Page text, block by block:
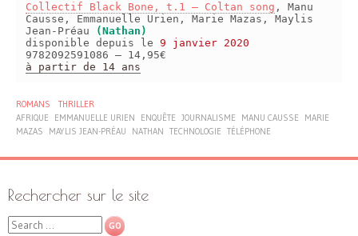
Collectif Black Bone, t.1 – Coltan song , Manu
Causse, Emmanuelle Urien, Marie Mazas, Maylis
Jean-Préau
(Nathan)
disponible depuis le 9 janvier 2020
9782092591086 – 14,95€
à partir de 14 ans
ROMANS
THRILLER
AFRIQUE
EMMANUELLE URIEN ENQUÊTE JOURNALISME MANU CAUSSE
MARIE
MAZAS
MAYLIS JEAN-PRÉAU NATHAN TECHNOLOGIE TÉLÉPHONE
Rechercher sur le site
Search